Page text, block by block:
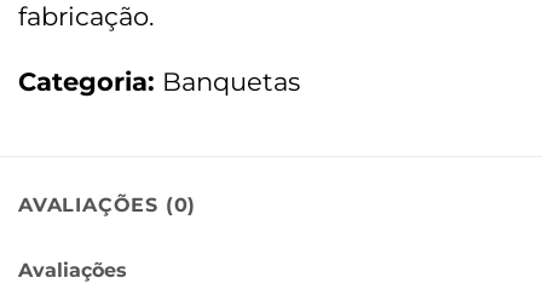
fabricação.
Categoria: Banquetas
AVALIAÇÕES (0)
Avaliações